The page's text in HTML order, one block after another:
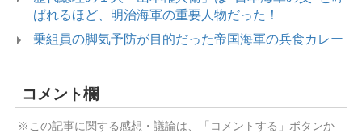
ばれるほど、明治海軍の重要人物だった！
乗組員の脚気予防が目的だった帝国海軍の兵食カレー
コメント欄
※この記事に関する感想・議論は、「コメントする」ボタンか